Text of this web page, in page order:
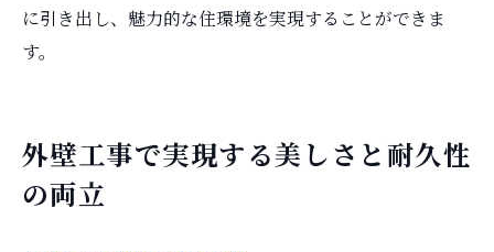
に引き出し、魅力的な住環境を実現することができま
す。
外壁工事で実現する美しさと耐久性
の両立